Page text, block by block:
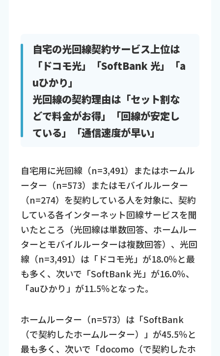
自宅の光回線契約サービス上位は
「ドコモ光」「SoftBank 光」「a
uひかり」
光回線の契約理由は「セット割な
どで料金がお得」「回線が安定し
ている」「通信速度が早い」
自宅用に光回線（n=3,491）またはホームル
ーター（n=573）またはモバイルルーター
（n=274）を契約している人を対象に、契約
している各インターネット回線サービスを聞
いたところ（光回線は単数回答、ホームルー
ターとモバイルルーターは複数回答）、光回
線（n=3,491）は「ドコモ光」が18.0％と最
も多く、次いで「SoftBank 光」が16.0％、
「auひかり」が11.5％となった。
ホームルーター（n=573）は「SoftBank
（で契約したホームルーター）」が45.5％と
最も多く、次いで「docomo（で契約したホ